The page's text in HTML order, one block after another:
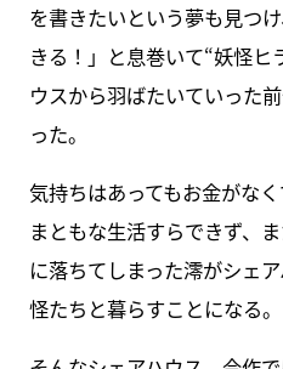
を書きたいという夢も見つ
きる！」と息巻いて“妖怪ヒ
ウスから羽ばたいていった
った。
気持ちはあってもお金がな
まともな生活すらできず、
に落ちてしまった澪がシェ
怪たちと暮らすことになる。